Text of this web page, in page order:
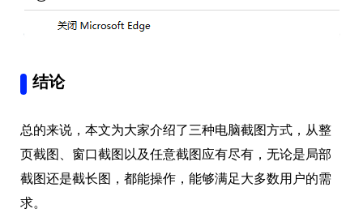
结论
总的来说，本文为大家介绍了三种电脑截图方式，从整
页截图、窗口截图以及任意截图应有尽有，无论是局部
截图还是截长图，都能操作，能够满足大多数用户的需
求。